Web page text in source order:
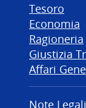
Tesoro
Economia
Ragioneria
Giustizia
Affari
Note Legali